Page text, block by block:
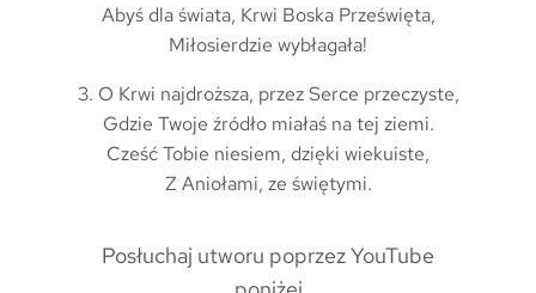
Abyś dla świata, Krwi Boska Prześwięta,
Miłosierdzie wybłagała!
3. O Krwi najdroższa, przez Serce przeczyste,
Gdzie Twoje źródło miałaś na tej ziemi.
Cześć Tobie niesiem, dzięki wiekuiste,
Z Aniołami, ze świętymi.
Posłuchaj utworu poprzez YouTube